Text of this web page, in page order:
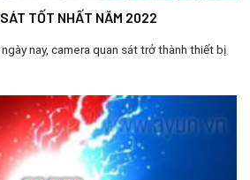
TỐT NHẤT NĂM 2022
nay, camera quan sát trở thành thiết bị